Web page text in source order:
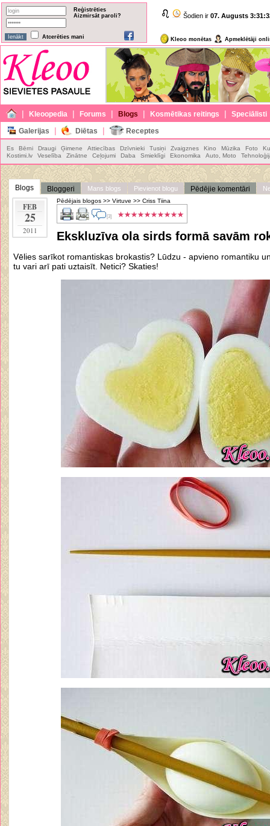
Reģistrēties
Aizmirsāt paroli?
Atcerēties mani
Šodien ir 07. Augusts
Kleoo monētas Apmeklētāji
| Kleoopedia | Forums | Blogs | Kosmētikas reitings | Speciālisti
Galerijas | Diētas | Receptes
Es Bērni Draugi Ģimene Attiecības Dzīvnieki Tusiņi Zvaigznes Kino Mūzika Foto
Kostimi.lv
Veselība Zinātne Ceļojumi Daba Smieklīgi Ekonomika Auto, Moto
Blogs Bloggeri Mans blogs Pievienot blogu Pēdējie komentāri
FEB
25
2011
Pēdējais blogos >> Virtuve >> Criss Tiina
[3]
Ekskluzīva ola sirds formā savām
Vēlies sarīkot romantiskas brokastis? Lūdzu - apvieno romantiku
tu vari arī pati uztaisīt. Netici? Skaties!